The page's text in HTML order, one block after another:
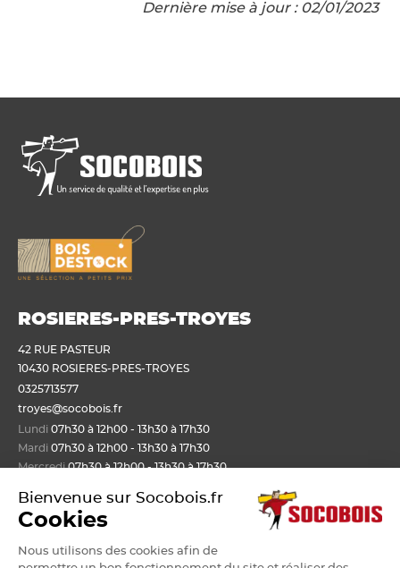
Dernière mise à jour : 02/01/2023
ROSIERES-PRES-TROYES
42 RUE PASTEUR
10430 ROSIERES-PRES-TROYES
0325713577
troyes@socobois.fr
Lundi 07h30 à 12h00 - 13h30 à 17h30
Mardi 07h30 à 12h00 - 13h30 à 17h30
Mercredi 07h30 à 12h00 - 13h30 à 17h30
Vendredi 07h30 à 12h00 - 13h30 à 17h30
Nos produits
Bienvenue sur Socobois.fr
Cookies
Nous utilisons des cookies afin de